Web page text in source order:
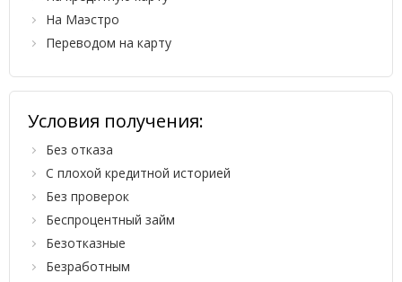
На Маэстро
Переводом на карту
Условия получения:
Без отказа
С плохой кредитной историей
Без проверок
Беспроцентный займ
Безотказные
Безработным